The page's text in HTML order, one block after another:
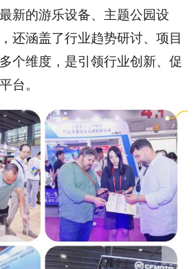
新的游乐设备、主题公园设
还涵盖了行业趋势研讨、项目
个维度，是引领行业创新、促
台。